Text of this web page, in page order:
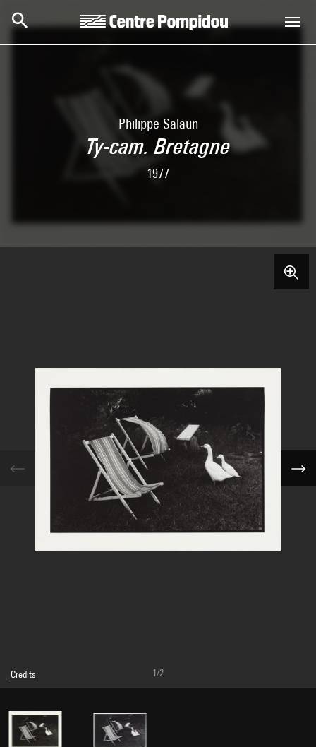
Philippe Salaün
Ty-cam. Bretagne
1977
Credits
© Philippe Salaün
Image reference : 4Y13274
Image presentation :
GrandPalaisRmnPhoto
1/2